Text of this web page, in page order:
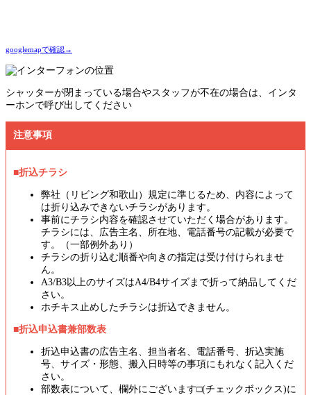
googlemapで確認→
シャッターが閉まっている場合やスタッフが不在の場合は、インタ
ーホンで呼び出してください
注意事項
■折込チラシ
弊社（リビング和歌山）規定に準じるため、内容によって
は折り込みできないチラシがあります。
事前にチラシ内容を確認させていただく場合があります。
チラシには、広告主名、所在地、電話番号の記載が必要で
す。（一部例外あり）
チラシの折り込む順番や向きの指定は受け付けられませ
ん。
A3/B3以上のサイズはA4/B4サイズまで折って納品してくだ
さい。
ホチキス止めしたチラシは折込できません。
■折込申込書兼部数表
折込申込書の広告主名、担当者名、電話番号、折込実施
号、サイズ・形態、搬入日時等の事項にもれなく記入くだ
さい。
部数表について、欄外にございます□(チェックボックス)に